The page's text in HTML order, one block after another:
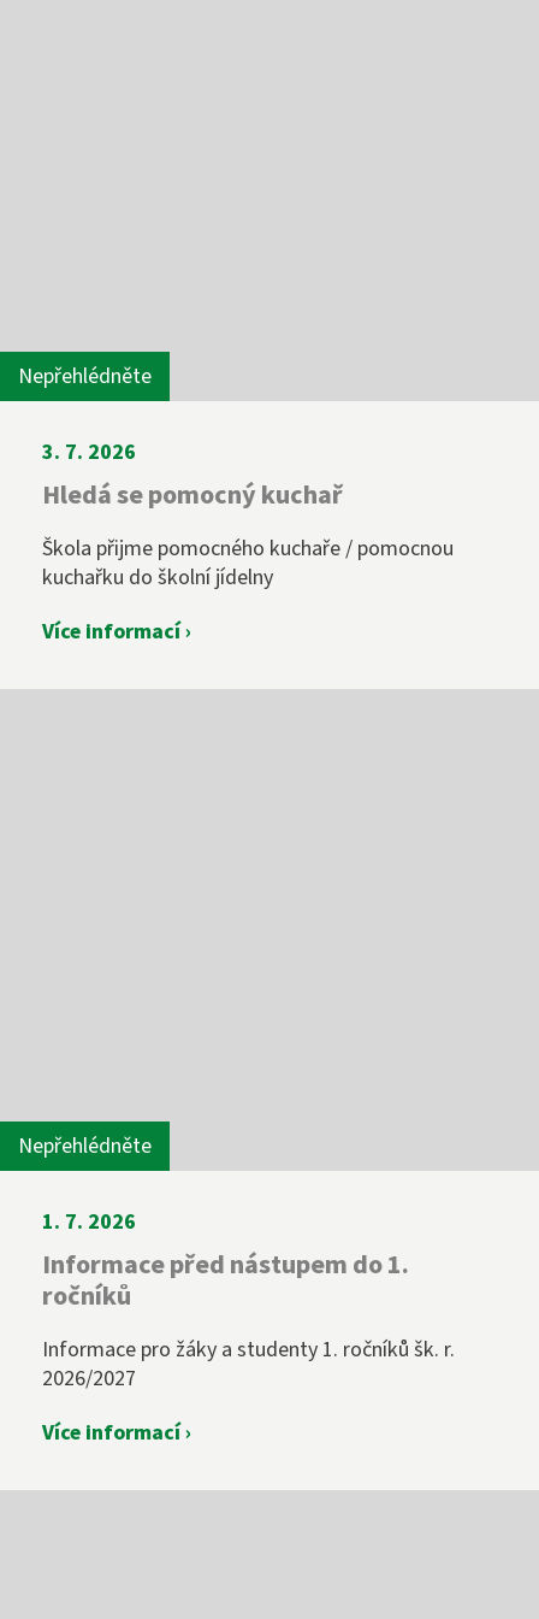
Nepřehlédněte
3. 7. 2026
Hledá se pomocný kuchař
Škola přijme pomocného kuchaře / pomocnou
kuchařku do školní jídelny
Více informací ›
Nepřehlédněte
1. 7. 2026
Informace před nástupem do 1.
ročníků
Informace pro žáky a studenty 1. ročníků šk. r.
2026/2027
Více informací ›